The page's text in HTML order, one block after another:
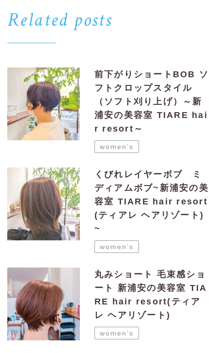
Related posts
前下がりショートBOB ソ
フトクロップスタイル
（ソフト刈り上げ）～新
浦安の美容室 TIARE hai
r resort～
women’s
くびれレイヤーボブ ミ
ディアムボブ~新浦安の美
容室 TIARE hair resort
(ティアレ ヘアリゾート)
~
women’s
丸みショート 毛束感ショ
ート 新浦安の美容室 TIA
RE hair resort(ティア
レ ヘアリゾート)
women’s